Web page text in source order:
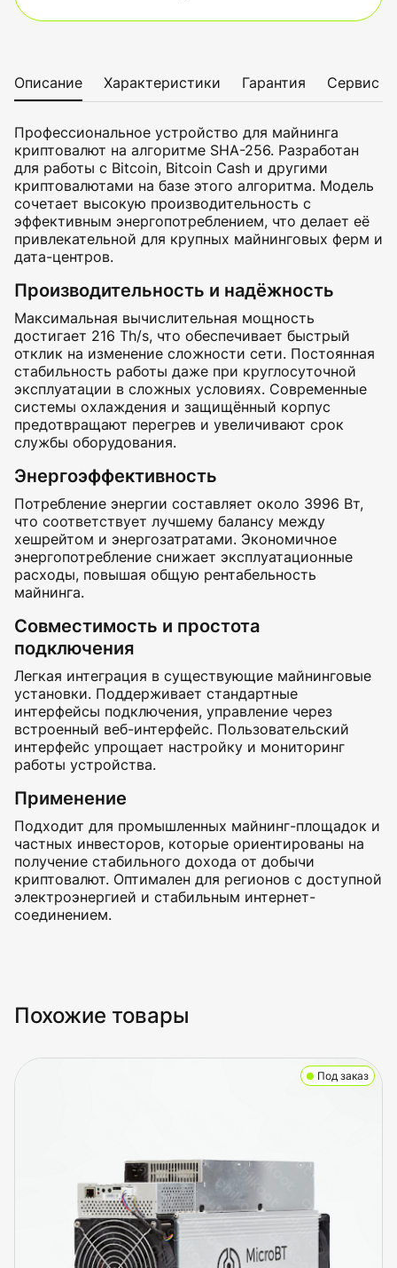
Описание Характеристики Гарантия Сервис
Профессиональное устройство для майнинга
криптовалют на алгоритме SHA-256. Разработан
для работы с Bitcoin, Bitcoin Cash и другими
криптовалютами на базе этого алгоритма. Модель
сочетает высокую производительность с
эффективным энергопотреблением, что делает её
привлекательной для крупных майнинговых ферм и
дата-центров.
Производительность и надёжность
Максимальная вычислительная мощность
достигает 216 Th/s, что обеспечивает быстрый
отклик на изменение сложности сети. Постоянная
стабильность работы даже при круглосуточной
эксплуатации в сложных условиях. Современные
системы охлаждения и защищённый корпус
предотвращают перегрев и увеличивают срок
службы оборудования.
Энергоэффективность
Потребление энергии составляет около 3996 Вт,
что соответствует лучшему балансу между
хешрейтом и энергозатратами. Экономичное
энергопотребление снижает эксплуатационные
расходы, повышая общую рентабельность
майнинга.
Совместимость и простота
подключения
Легкая интеграция в существующие майнинговые
установки. Поддерживает стандартные
интерфейсы подключения, управление через
встроенный веб-интерфейс. Пользовательский
интерфейс упрощает настройку и мониторинг
работы устройства.
Применение
Подходит для промышленных майнинг-площадок и
частных инвесторов, которые ориентированы на
получение стабильного дохода от добычи
криптовалют. Оптимален для регионов с доступной
электроэнергией и стабильным интернет-
соединением.
Похожие товары
Под заказ